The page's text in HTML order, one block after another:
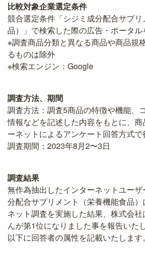
比較対象企業選定条件
競合選定条件「シジミ成分配合サプ
品）」で検索した際の広告・ポータ
※調査商品分類と異なる商品や商品規
るものは除外
※検索エンジン：Google
調査方法、期間
調査方法：調査5商品の特徴や機能、
情報などを記述した内容をもとに、
ーネットによるアンケート回答方式で
調査期間：2023年8月2〜3日
調査結果
無作為抽出したインターネットユー
分配合サプリメント（栄養機能食品
ネット調査を実施した結果、株式会
んが第1位になりました事を報告いたし
以下に回答者の属性を記載いたします。